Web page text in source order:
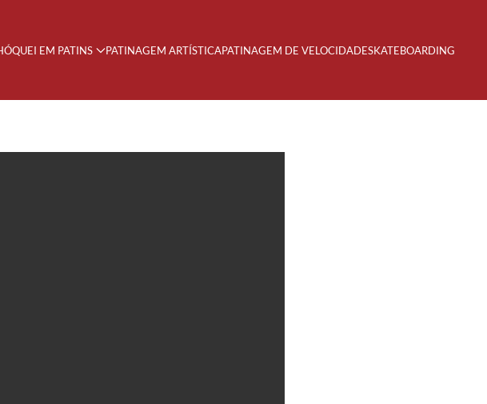
EM PATINS PATINAGEM ARTÍSTICAPATINAGEM DE VELOCIDADESKATEBOARDING